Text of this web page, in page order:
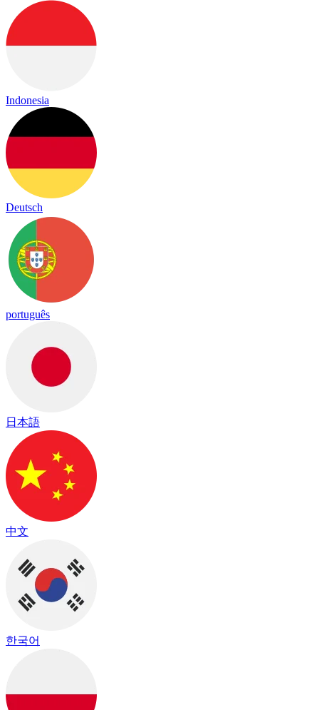
Indonesia
Deutsch
português
日本語
中文
한국어